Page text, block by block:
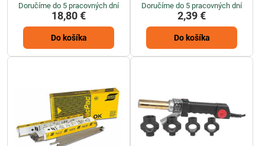
Doručíme do 5 pracovných dní
18,80 €
Do košíka
Doručíme do 5 pracovných dní
2,39 €
Do košíka